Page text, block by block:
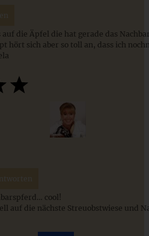
mit Zimtstreuseln
– die besten Ideen mit Obst
auf die Äpfel die hat gerade das
hört sich aber so toll an, dass ich
cool!
auf die nächste Streuobstwiese und